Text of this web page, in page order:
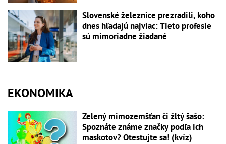
Slovenské železnice prezradili, koho
dnes hľadajú najviac: Tieto profesie
sú mimoriadne žiadané
EKONOMIKA
Zelený mimozemšťan či žltý šašo:
Spoznáte známe značky podľa ich
maskotov? Otestujte sa! (kvíz)